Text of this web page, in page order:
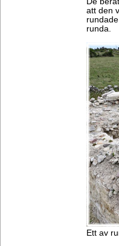
att den
runda.
Ett av